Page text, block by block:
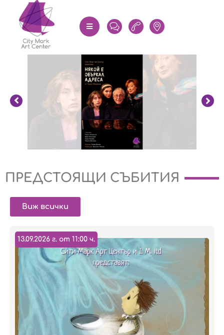
ПРЕДСТОЯЩИ СЪБИТИЯ
Виж всички
13.09.2026 г. от 11:00 ч.